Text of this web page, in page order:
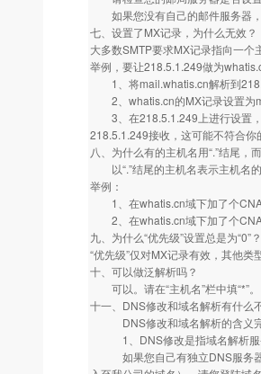
如果您没有自己的邮件服务器，
七、设置了MX记录，为什么无效？
大多数SMTP要求MX记录指向一个
举例，要让218.5.1.249做为
1、将mail.whatis.cn解析到
2、whatis.cn的MX记录设置为
3、在218.5.1.249上进行设置，
218.5.1.249接收，这可能不符合你
八、为什么有的主机名用“.”结尾，
以“.”结尾的主机名表示主机名的
举例：
1、在whatis.cn域下加了个
2、在whatis.cn域下加了个
九、为什么“优先级”设置总是为“0”？
“优先级”仅对MX记录有效，其他类
十、可以做泛解析吗？
可以。请在“主机名”栏中填“*”。
十一、DNS修改和域名解析有什么
DNS修改和域名解析的含义完
1、DNS修改是指域名解析服务
如果您自己有独立DNS服务器